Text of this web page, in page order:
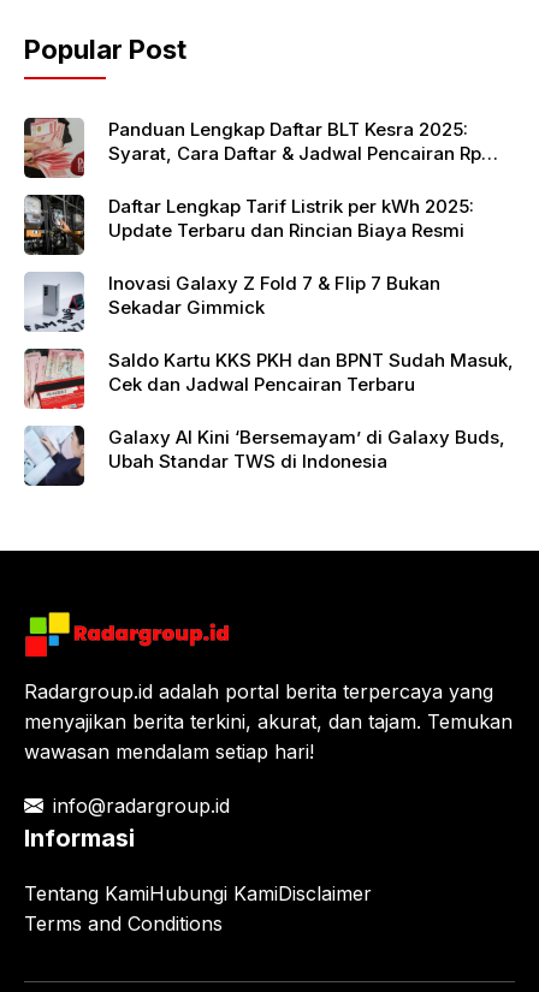
o
o
k
p
p
Popular Post
Panduan Lengkap Daftar BLT Kesra 2025:
Syarat, Cara Daftar & Jadwal Pencairan Rp
Daftar Lengkap Tarif Listrik per kWh 2025:
Update Terbaru dan Rincian Biaya Resmi
Inovasi Galaxy Z Fold 7 & Flip 7 Bukan
Sekadar Gimmick
Saldo Kartu KKS PKH dan BPNT Sudah Masuk,
Cek dan Jadwal Pencairan Terbaru
Galaxy AI Kini ‘Bersemayam’ di Galaxy Buds,
Ubah Standar TWS di Indonesia
Radargroup.id adalah portal berita terpercaya yang
menyajikan berita terkini, akurat, dan tajam. Temukan
wawasan mendalam setiap hari!
info@radargroup.id
Informasi
Tentang KamiHubungi KamiDisclaimer
Terms and Conditions